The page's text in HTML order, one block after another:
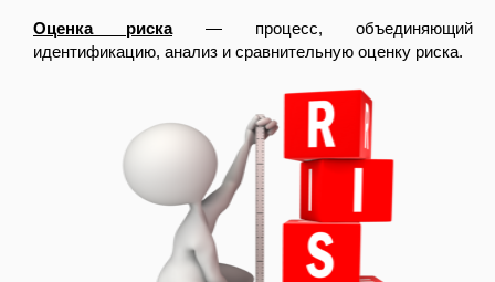
Оценка риска— процесс, объединяющий
идентификацию, анализ и сравнительную оценку риска.